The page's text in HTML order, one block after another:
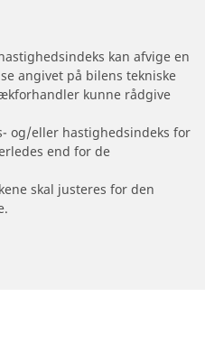
kan afvige en
angivet på bilens tekniske
kunne rådgive
og/eller hastighedsindeks for
end for de
skal justeres for den